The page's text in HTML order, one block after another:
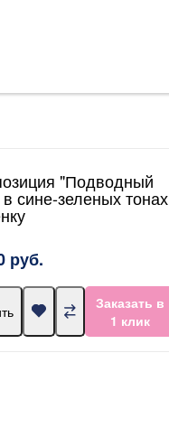
"Подводный
сине-зеленых тонах
руб.
Заказать в
1 клик